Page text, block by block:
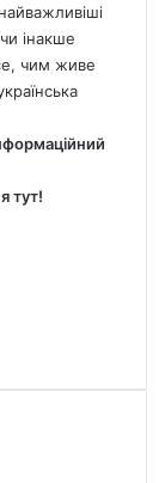
інакше
чим живе
тут!